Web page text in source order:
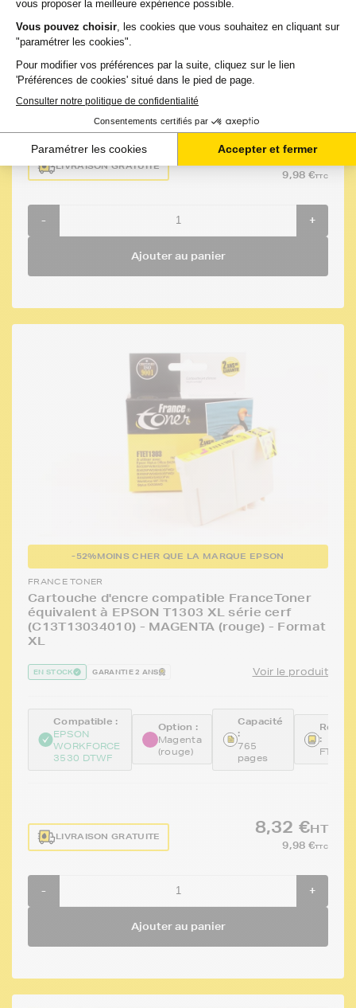
EPSON
WORKFORCE
3530 DTWF
:
Cyan
(bleu)
:
pages
LIVRAISON GRATUITE
8,32 €
9,98 €TTC
- +
Ajouter au panier
-52%MOINS CHER QUE LA MARQUE EPSON
FRANCE TONER
Cartouche d'encre compatible FranceToner
équivalent à EPSON T1303 XL série cerf
(C13T13034010) - MAGENTA (rouge) - Format
XL
EN STOCK GARANTIE 2 ANS Voir le produit
Compatible :
EPSON
WORKFORCE
3530 DTWF
Option :
Magenta
(rouge)
Capacité
:
765
pages
:
LIVRAISON GRATUITE
8,32 €HT
9,98 €TTC
- +
Ajouter au panier